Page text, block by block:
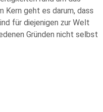
Kern geht es darum, dass
für diejenigen zur Welt
Gründen nicht selbst